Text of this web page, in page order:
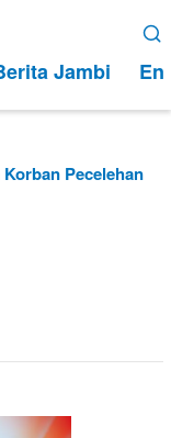
Jambi
Pecelehan